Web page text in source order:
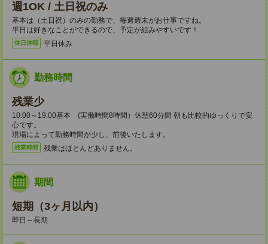
週1OK / 土日祝のみ
基本は（土日祝）のみの勤務で、毎週週末がお仕事ですね。
平日は好きなことができるので、予定が組みやすいです！
休日休暇 平日休み
勤務時間
残業少
10:00～19:00基本 (実働時間8時間）休憩60分間 朝も比較的ゆっくりで安
心です。
現場によって勤務時間が少し、前後いたします。
残業時間 残業はほとんどありません。
期間
短期（3ヶ月以内）
即日～長期